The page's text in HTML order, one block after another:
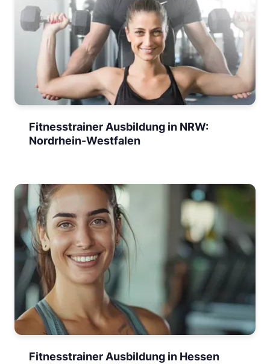
Fitnesstrainer Ausbildung in NRW:
Nordrhein-Westfalen
Fitnesstrainer Ausbildung in Hessen